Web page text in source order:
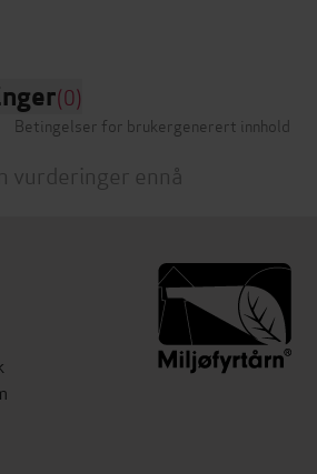
(0)
Betingelser for brukergenerert innhold
vurderinger ennå